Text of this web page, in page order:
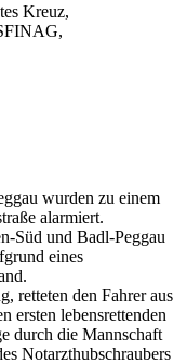
Kreuz,
wurden zu einem
alarmiert.
Süd und Badl-Peggau
eines
retteten den Fahrer aus
ersten lebensrettenden
durch die Mannschaft
Notarzthubschraubers